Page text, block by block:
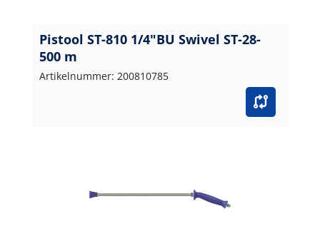
Pistool ST-810 1/4"BU Swivel ST-28-
500 m
Artikelnummer: 200810785